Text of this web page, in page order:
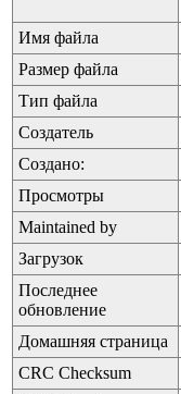
Имя файла
Размер файла
Тип файла
Создатель
Создано:
Просмотры
Maintained by
Загрузок
Последнее
обновление
Домашняя страница
CRC Checksum